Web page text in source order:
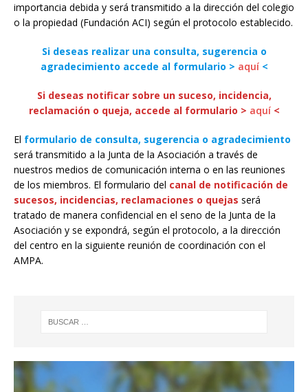
importancia debida y será transmitido a la dirección del colegio
o la propiedad (Fundación ACI) según el protocolo establecido.
Si deseas realizar una consulta, sugerencia o
agradecimiento accede al formulario > aquí <
Si deseas notificar sobre un suceso, incidencia,
reclamación o queja, accede al formulario > aquí <
El formulario de consulta, sugerencia o agradecimiento
será transmitido a la Junta de la Asociación a través de
nuestros medios de comunicación interna o en las reuniones
de los miembros. El formulario del canal de notificación de
sucesos, incidencias, reclamaciones o quejas será
tratado de manera confidencial en el seno de la Junta de la
Asociación y se expondrá, según el protocolo, a la dirección
del centro en la siguiente reunión de coordinación con el
AMPA.